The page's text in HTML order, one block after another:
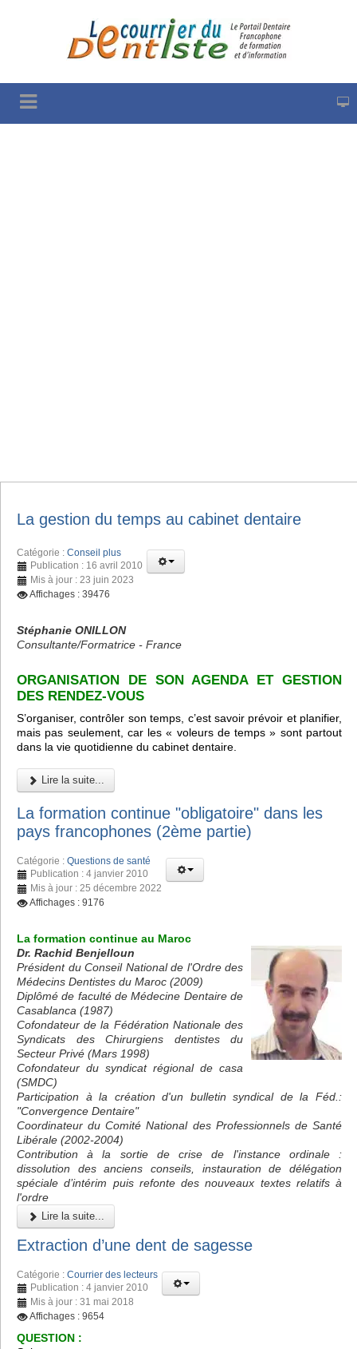
La gestion du temps au cabinet dentaire
Catégorie : Conseil plus
Publication : 16 avril 2010
Mis à jour : 23 juin 2023
Affichages : 39476
Stéphanie ONILLON
Consultante/Formatrice - France
ORGANISATION DE SON AGENDA ET GESTION
DES RENDEZ-VOUS
S’organiser, contrôler son temps, c’est savoir prévoir et planifier,
mais pas seulement, car les « voleurs de temps » sont partout
dans la vie quotidienne du cabinet dentaire.
Lire la suite...
La formation continue "obligatoire" dans les
pays francophones (2ème partie)
Catégorie : Questions de santé
Publication : 4 janvier 2010
Mis à jour : 25 décembre 2022
Affichages : 9176
La formation continue au Maroc
Dr. Rachid Benjelloun
Président du Conseil National de l'Ordre des
Médecins Dentistes du Maroc (2009)
Diplômé de faculté de Médecine Dentaire de
Casablanca (1987)
Cofondateur de la Fédération Nationale des
Syndicats des Chirurgiens dentistes du
Secteur Privé (Mars 1998)
Cofondateur du syndicat régional de casa
(SMDC)
Participation à la création d'un bulletin syndical de la Féd.:
"Convergence Dentaire"
Coordinateur du Comité National des Professionnels de Santé
Libérale (2002-2004)
Contribution à la sortie de crise de l'instance ordinale :
dissolution des anciens conseils, instauration de délégation
spéciale d’intérim puis refonte des nouveaux textes relatifs à
l'ordre
Lire la suite...
Extraction d’une dent de sagesse
Catégorie : Courrier des lecteurs
Publication : 4 janvier 2010
Mis à jour : 31 mai 2018
Affichages : 9654
QUESTION :